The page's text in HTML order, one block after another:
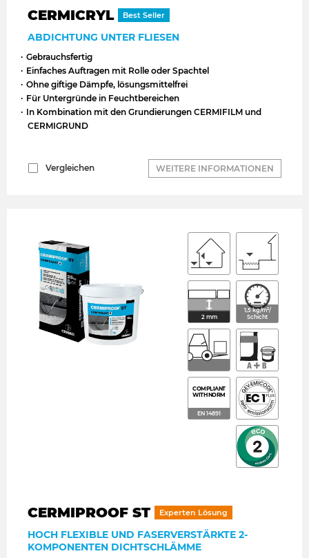
CERMICRYL Best Seller
ABDICHTUNG UNTER FLIESEN
Gebrauchsfertig
Einfaches Auftragen mit Rolle oder Spachtel
Ohne giftige Dämpfe, lösungsmittelfrei
Für Untergründe in Feuchtbereichen
In Kombination mit den Grundierungen CERMIFILM und
CERMIGRUND
WEITERE INFORMATIONEN
Vergleichen
CERMIPROOF ST Experten Lösung
HOCH FLEXIBLE UND FASERVERSTÄRKTE 2-
KOMPONENTEN DICHTSCHLÄMME
2 mm
1,5 kg/m²/
Schicht
COMPLIANT
WITH NORM
EN 14891